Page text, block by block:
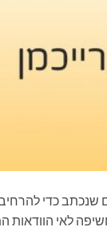
כדי
לאי